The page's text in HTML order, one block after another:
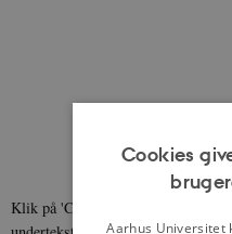
Klik på 'CC' og vælg 'Dansk' eller
Cookies
Aarhus Universitet